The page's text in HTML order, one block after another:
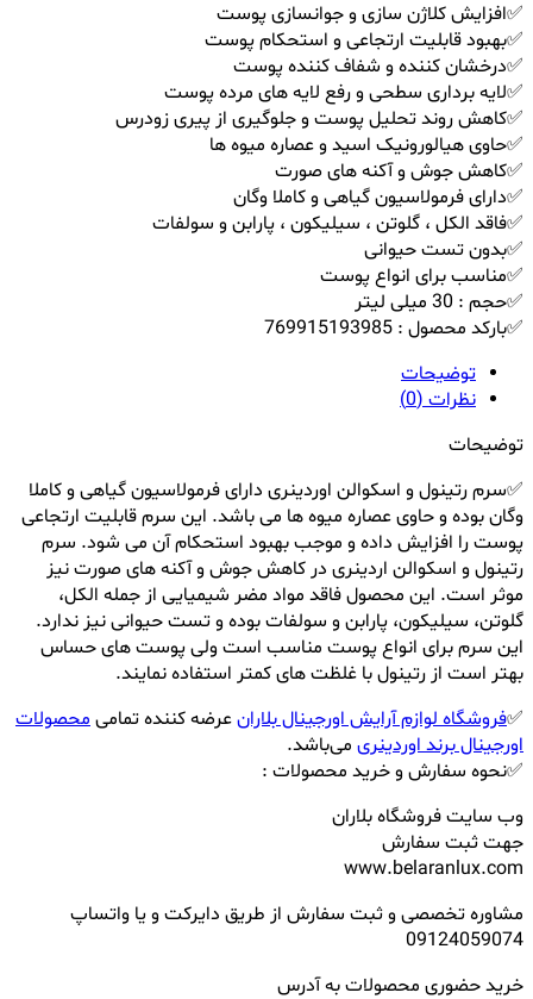
✅افزایش کلاژن سازی و جوانسازی پوست
✅بهبود قابلیت ارتجاعی و استحکام پوست
✅درخشان کننده و شفاف کننده پوست
✅لایه برداری سطحی و رفع لایه های مرده پوست
✅کاهش روند تحلیل پوست و جلوگیری از پیری زودرس
✅حاوی هیالورونیک اسید و عصاره میوه ها
✅کاهش جوش و آکنه های صورت
✅دارای فرمولاسیون گیاهی و کاملا وگان
✅فاقد الکل ، گلوتن ، سیلیکون ، پارابن و سولفات
✅بدون تست حیوانی
✅مناسب برای انواع پوست
✅حجم : 30 میلی لیتر
✅بارکد محصول : 769915193985
توضیحات
نظرات (0)
توضیحات
✅سرم رتینول و اسکوالن اوردینری دارای فرمولاسیون گیاهی و کاملا
وگان بوده و حاوی عصاره میوه ها می باشد. این سرم قابلیت ارتجاعی
پوست را افزایش داده و موجب بهبود استحکام آن می شود. سرم
رتینول و اسکوالن اردینری در کاهش جوش و آکنه های صورت نیز
موثر است. این محصول فاقد مواد مضر شیمیایی از جمله الکل،
گلوتن، سیلیکون، پارابن و سولفات بوده و تست حیوانی نیز ندارد.
این سرم برای انواع پوست مناسب است ولی پوست های حساس
بهتر است از رتینول با غلظت های کمتر استفاده نمایند.
✅فروشگاه لوازم آرایش اورجینال بلارانعرضه کننده تمامیمحصولات
اورجینال برند اوردینری می‌باشد.
✅نحوه سفارش و خرید محصولات :
وب سایت فروشگاه بلاران
جهت ثبت سفارش
www.belaranlux.com
مشاوره تخصصی و ثبت سفارش از طریق دایرکت و یا واتساپ
09124059074
خرید حضوری محصولات به آدرس